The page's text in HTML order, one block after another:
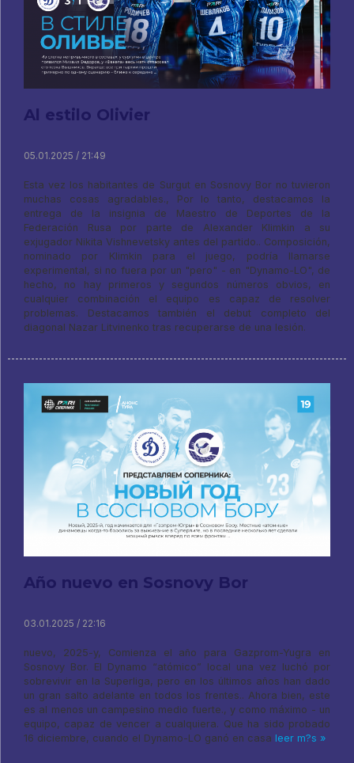
Al estilo Olivier
05.01.2025 / 21:49
Esta vez los habitantes de Surgut en Sosnovy Bor no tuvieron
muchas cosas agradables., Por lo tanto, destacamos la
entrega de la insignia de Maestro de Deportes de la
Federación Rusa por parte de Alexander Klimkin a su
exjugador Nikita Vishnevetsky antes del partido.. Composición,
nominado por Klimkin para el juego, podría llamarse
experimental, si no fuera por un "pero" - en "Dynamo-LO", de
hecho, no hay primeros y segundos números obvios, en
cualquier combinación el equipo es capaz de resolver
problemas. Destacamos también el debut completo del
diagonal Nazar Litvinenko tras recuperarse de una lesión.
Año nuevo en Sosnovy Bor
03.01.2025 / 22:16
nuevo, 2025-y, Comienza el año para Gazprom-Yugra en
Sosnovy Bor. El Dynamo “atómico” local una vez luchó por
sobrevivir en la Superliga, pero en los últimos años han dado
un gran salto adelante en todos los frentes.. Ahora bien, este
es al menos un campesino medio fuerte., y como máximo - un
equipo, capaz de vencer a cualquiera. Que ha sido probado
16 diciembre, cuando el Dynamo-LO ganó en casa leer m?s »